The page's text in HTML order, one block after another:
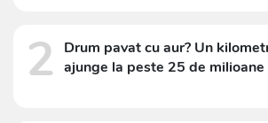
2
Drum pavat cu aur? Un
ajunge la peste 25 de